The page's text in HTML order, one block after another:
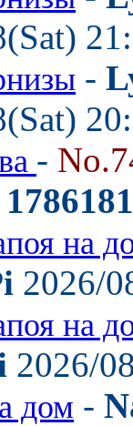
-
-
на
2026/
на
2026/
дом -